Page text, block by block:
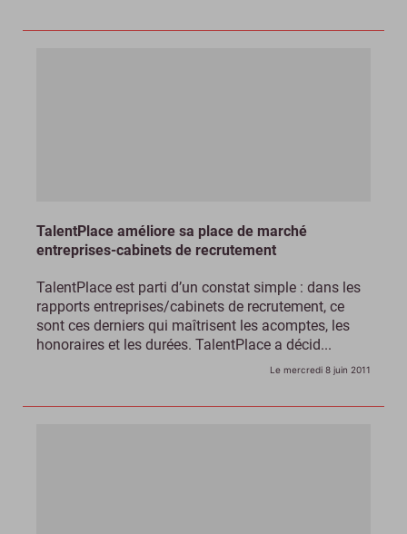
TalentPlace améliore sa place de marché
entreprises-cabinets de recrutement
TalentPlace est parti d’un constat simple : dans les
rapports entreprises/cabinets de recrutement, ce
sont ces derniers qui maîtrisent les acomptes, les
honoraires et les durées. TalentPlace a décid...
Le mercredi 8 juin 2011